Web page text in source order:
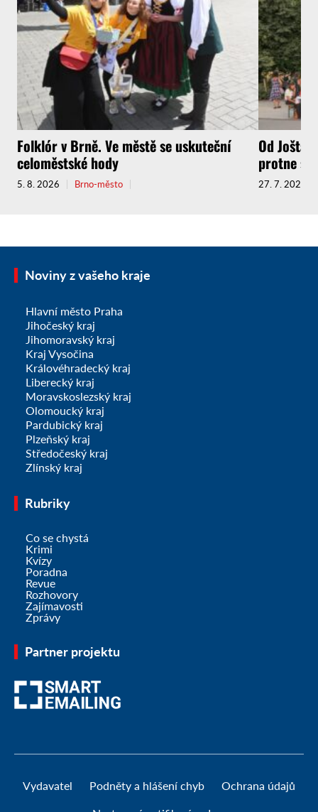
Folklór v Brně. Ve městě se uskuteční
celoměstské hody
5. 8. 2026 Brno-město
Od Jošta
protne
27. 7. 2026
Noviny z vašeho kraje
Hlavní město Praha
Jihočeský kraj
Jihomoravský kraj
Kraj Vysočina
Královéhradecký kraj
Liberecký kraj
Moravskoslezský kraj
Olomoucký kraj
Pardubický kraj
Plzeňský kraj
Středočeský kraj
Zlínský kraj
Rubriky
Co se chystá
Krimi
Kvízy
Poradna
Revue
Rozhovory
Zajímavosti
Zprávy
Partner projektu
Vydavatel Podněty a hlášení chyb Ochrana údajů